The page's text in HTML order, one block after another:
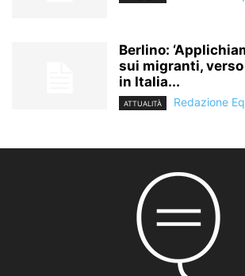
Berlino:
sui migranti,
in Italia...
ATTUALITÀ Redazione